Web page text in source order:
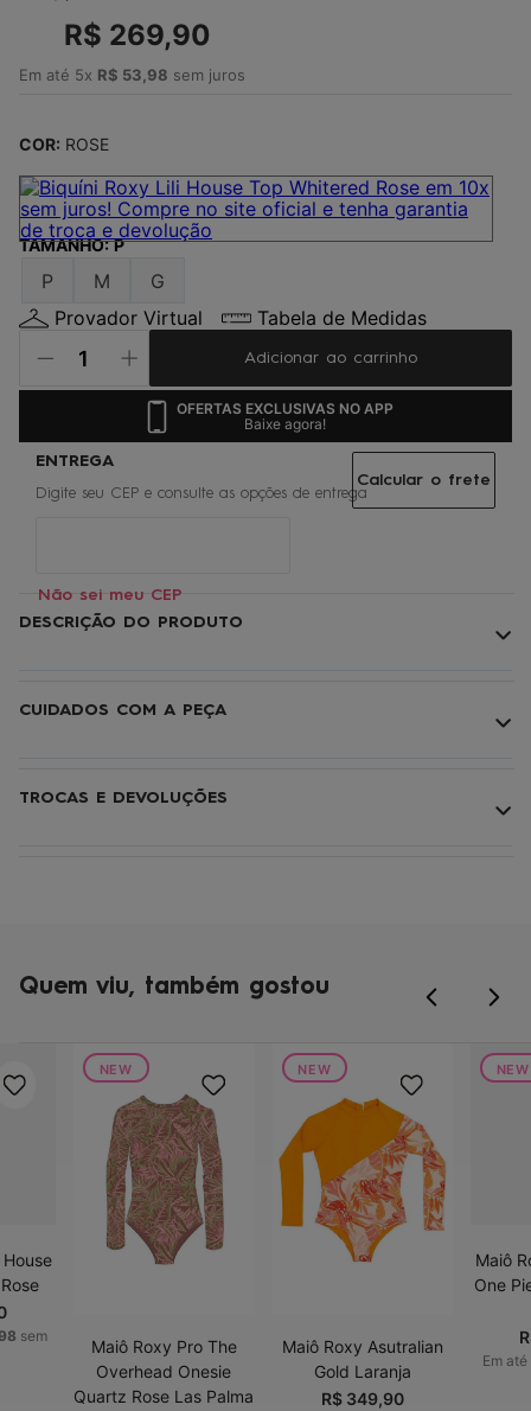
R$ 269,90
Em até 5x R$ 53 98 sem juros
COR: ROSE
TAMANHO: P
P M
G
Provador Virtual
Tabela de Medidas
Adicionar ao carrinho
OFERTAS EXCLUSIVAS NO APP
Baixe agora!
Não sei meu CEP
Calcular o frete
DESCRIÇÃO DO PRODUTO
CUIDADOS COM A PEÇA
TROCAS E DEVOLUÇÕES
Quem viu, também gostou
sem
NEW
Maiô Roxy Pro The
Overhead Onesie
Quartz Rose Las Palma
NEW
Maiô Roxy Asutralian
Gold Laranja
R$ 349,90
NEW
Maiô
One
Em até
maio
boardshort
7
vestido
8º
oculos
9º
gorro
10º regata